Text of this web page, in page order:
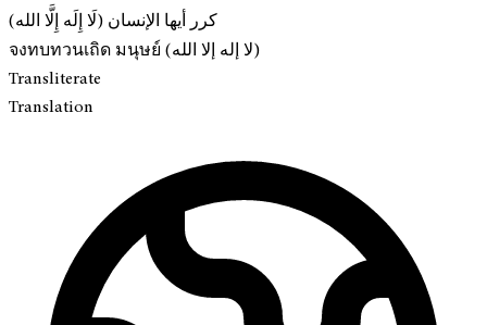
كرر أيها الإنسان (لَا إِلَه إِلَّا الله)
จงทบทวนเถิด มนุษย์ (لا إله إلا الله)
Transliterate
Translation